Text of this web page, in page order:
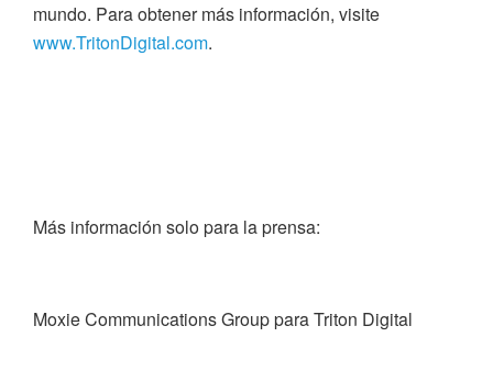
mundo. Para obtener más información, visite
www.TritonDigital.com.
Más información solo para la prensa:
Moxie Communications Group para Triton Digital